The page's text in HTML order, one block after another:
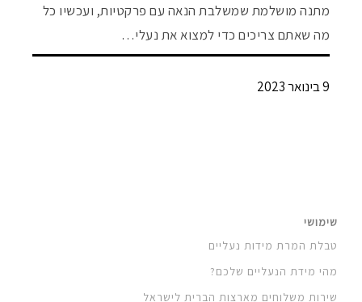
מתנה מושלמת שמשלבת הנאה עם פרקטיות, ועכשיו כל
מה שאתם צריכים כדי למצוא את נעלי…
9 בינואר 2023
שימושי
טבלת המרת מידות נעליים
מהי מידת הנעליים שלכם?
שירות משלוחים מארצות הברית לישראל